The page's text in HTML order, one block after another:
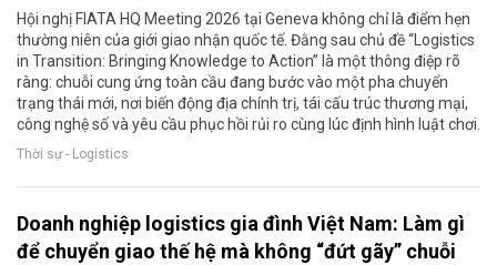
Hội nghị FIATA HQ Meeting 2026 tại Geneva không chỉ là điểm hẹn
thường niên của giới giao nhận quốc tế. Đằng sau chủ đề “Logistics
in Transition: Bringing Knowledge to Action” là một thông điệp rõ
ràng: chuỗi cung ứng toàn cầu đang bước vào một pha chuyển
trạng thái mới, nơi biến động địa chính trị, tái cấu trúc thương mại,
công nghệ số và yêu cầu phục hồi rủi ro cùng lúc định hình luật chơi.
Thời sự - Logistics
Doanh nghiệp logistics gia đình Việt Nam: Làm gì
để chuyển giao thế hệ mà không “đứt gãy” chuỗi